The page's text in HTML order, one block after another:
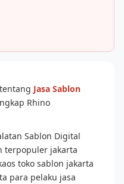
Jasa Sablon
Rhino
Sablon Digital
terpopuler jakarta
toko sablon jakarta
para pelaku jasa